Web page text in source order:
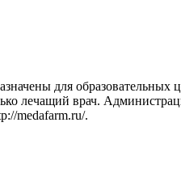
для образовательных
лечащий врач.
medafarm.ru/.